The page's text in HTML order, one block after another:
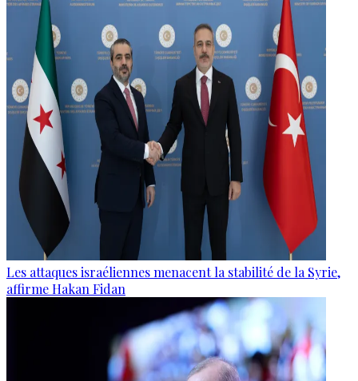
Les attaques israéliennes menacent la stabilité de la Syrie,
affirme Hakan Fidan